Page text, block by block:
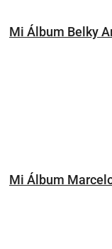
Mi Álbum Belky
Mi Álbum